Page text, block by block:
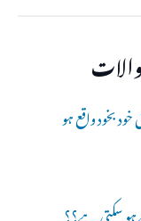
بخود واقع ہو
ہو سکتی ہے؟؟